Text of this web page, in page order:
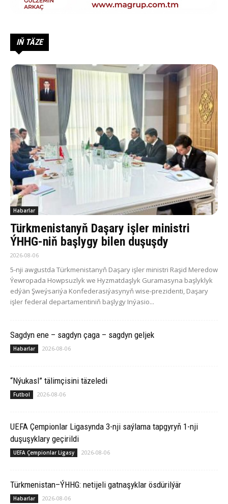
IŇ TÄZE
Habarlar
Türkmenistanyň Daşary işler ministri
ÝHHG-niň başlygy bilen duşuşdy
2026-08-06
5-nji awgustda Türkmenistanyň Daşary işler ministri Raşid Meredow
Ýewropada Howpsuzlyk we Hyzmatdaşlyk Guramasyna başlyklyk
edýän Şweýsariýa Konfederasiýasynyň wise-prezidenti, Daşary
işler federal departamentiniň başlygy Inýasio...
Sagdyn ene – sagdyn çaga – sagdyn geljek
Habarlar 2026-08-06
“Nýukasl” tälimçisini täzeledi
Futbol 2026-08-06
UEFA Çempionlar Ligasynda 3-nji saýlama tapgyryň 1-nji
duşuşyklary geçirildi
UEFA Çempionlar Ligasy 2026-08-06
Türkmenistan–ÝHHG: netijeli gatnaşyklar ösdürilýär
Habarlar 2026-08-06